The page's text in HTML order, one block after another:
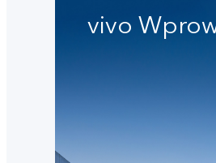
vivo